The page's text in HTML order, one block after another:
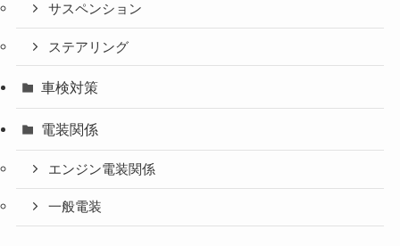
サスペンション
ステアリング
車検対策
電装関係
エンジン電装関係
一般電装